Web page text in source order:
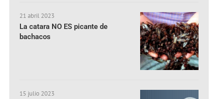
21 abril 2023
La catara NO ES picante de
bachacos
15 julio 2023